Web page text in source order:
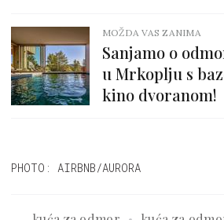
MOŽDA VAS ZANIMA
Sanjamo o
u Mrkoplju s
kino dvoranom!
PHOTO: AIRBNB/AURORA